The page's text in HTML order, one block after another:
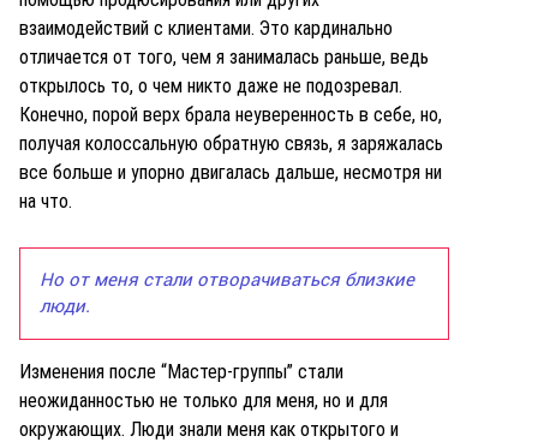
взаимодействий с клиентами. Это кардинально
отличается от того, чем я занималась раньше, ведь
открылось то, о чем никто даже не подозревал.
Конечно, порой верх брала неуверенность в себе, но,
получая колоссальную обратную связь, я заряжалась
все больше и упорно двигалась дальше, несмотря ни
на что.
Но от меня стали отворачиваться близкие
люди.
Изменения после “Мастер-группы” стали
неожиданностью не только для меня, но и для
окружающих. Люди знали меня как открытого и